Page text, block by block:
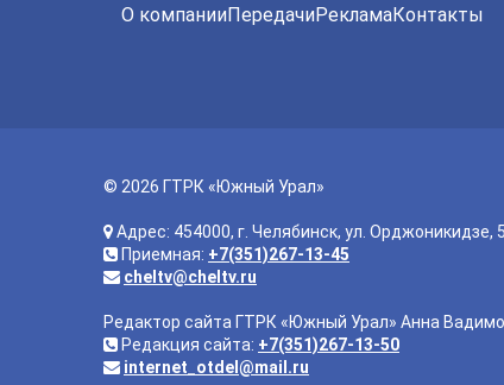
О компанииПередачиРекламаКонтакты
© 2026 ГТРК «Южный Урал»
Адрес: 454000, г. Челябинск, ул. Орджоникидзе,
Приемная: +7(351)267-13-45
cheltv@cheltv.ru
Редактор сайта ГТРК «Южный Урал» Анна
Редакция сайта: +7(351)267-13-50
internet_otdel@mail.ru